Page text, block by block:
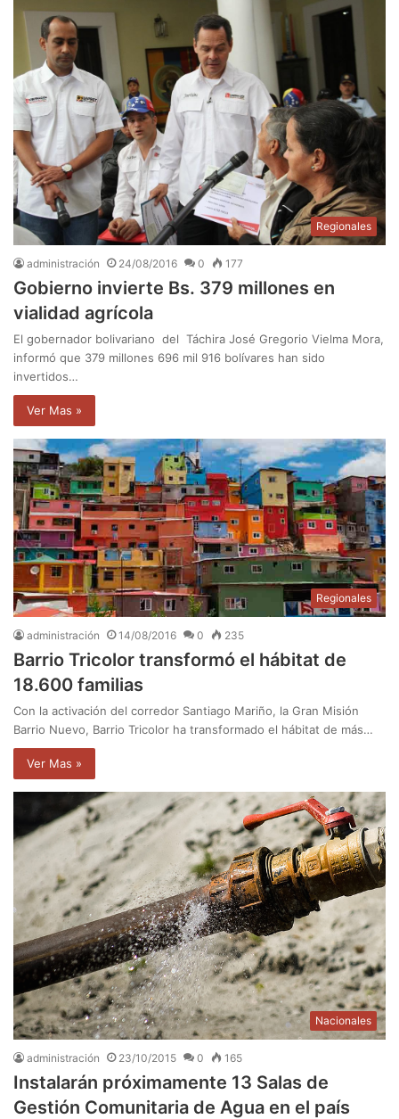
Regionales
administración 24/08/2016 0 177
Gobierno invierte Bs. 379 millones en
vialidad agrícola
El gobernador bolivariano del Táchira José Gregorio Vielma Mora,
informó que 379 millones 696 mil 916 bolívares han sido
invertidos…
Ver Mas »
Regionales
administración 14/08/2016 0 235
Barrio Tricolor transformó el hábitat de
18.600 familias
Con la activación del corredor Santiago Mariño, la Gran Misión
Barrio Nuevo, Barrio Tricolor ha transformado el hábitat de más…
Ver Mas »
Nacionales
administración 23/10/2015 0 165
Instalarán próximamente 13 Salas de
Gestión Comunitaria de Agua en el país